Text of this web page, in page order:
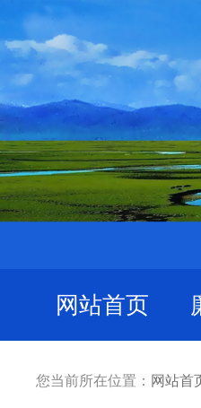
网站首页
您当前所在位置： 网站首